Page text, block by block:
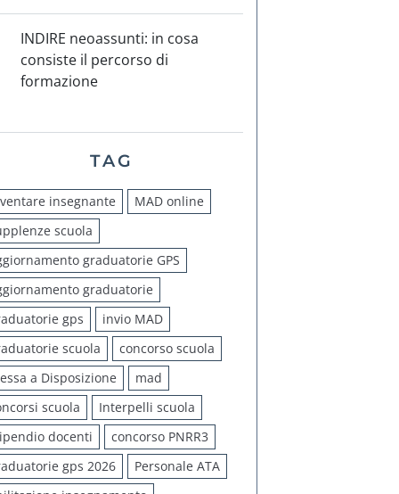
INDIRE neoassunti: in cosa
consiste il percorso di
formazione
TAG
insegnante
MAD online
scuola
graduatorie GPS
graduatorie
gps
invio MAD
scuola
concorso scuola
a Disposizione
mad
scuola
Interpelli scuola
docenti
concorso PNRR3
gps 2026
Personale ATA